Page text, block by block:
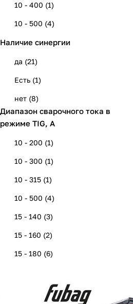
10 - 400 (1)
10 - 500 (4)
20 - 140(2)
20 - 160
20 - 180
20 - 200
25 - 120(1)
Наличие синергии
да (21)
Есть (1)
нет (8)
Диапазон сварочного тока в
режиме TIG, А
10 - 200 (1)
10 - 300 (1)
10 - 315 (1)
10 - 500 (4)
15 - 140 (3)
15 - 160 (2)
15 - 180 (6)
1)